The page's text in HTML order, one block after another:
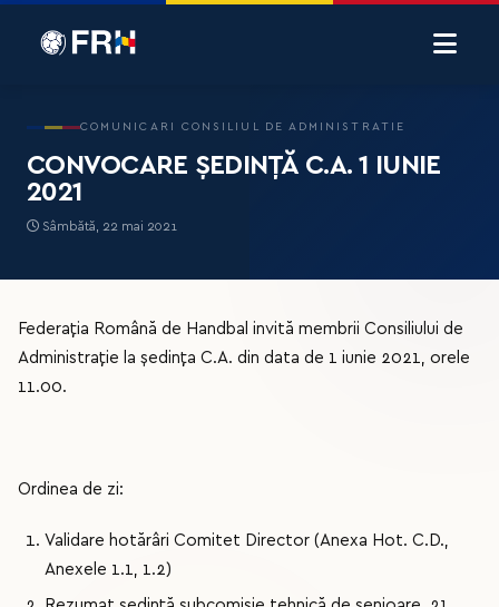
COMUNICARI CONSILIUL DE ADMINISTRATIE
CONVOCARE ȘEDINȚĂ C.A. 1 IUNIE
2021
Sâmbătă, 22 mai 2021
Federația Română de Handbal invită membrii Consiliului de
Administrație la ședința C.A. din data de 1 iunie 2021, orele
11.00.
Ordinea de zi:
Validare hotărâri Comitet Director (Anexa Hot. C.D.,
Anexele 1.1, 1.2)